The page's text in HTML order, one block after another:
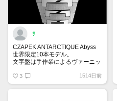
ｻ
CZAPEK ANTARCTIQUE Abyss
世界限定10本モデル。
文字盤は手作業によるヴァーニッ
ている。
実物を見てみたいモデルNo.1
3 1514日前